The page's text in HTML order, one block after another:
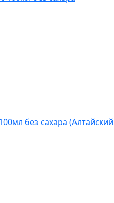
без сахара (Алтайский